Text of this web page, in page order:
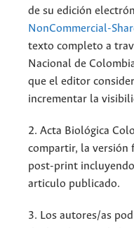
de su edición
NonCommercial-
texto completo a
Nacional de
que el editor
incrementar la
2. Acta Biológica
compartir, la versión
post-print
articulo publicado.
3. Los autores/as